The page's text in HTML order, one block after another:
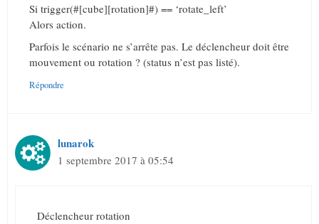
Si trigger(#[cube][rotation]#) == ‘rotate_left’
Alors action.
Parfois le scénario ne s’arrête pas. Le déclencheur doit être
mouvement ou rotation ? (status n’est pas listé).
Répondre
lunarok
1 septembre 2017 à 05:54
Déclencheur rotation